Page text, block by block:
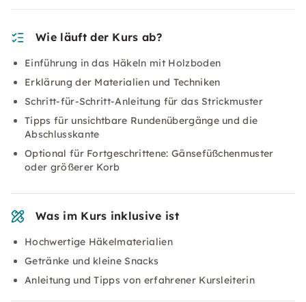
Wie läuft der Kurs ab?
Einführung in das Häkeln mit Holzboden
Erklärung der Materialien und Techniken
Schritt-für-Schritt-Anleitung für das Strickmuster
Tipps für unsichtbare Rundenübergänge und die
Abschlusskante
Optional für Fortgeschrittene: Gänsefüßchenmuster
oder größerer Korb
Was im Kurs inklusive ist
Hochwertige Häkelmaterialien
Getränke und kleine Snacks
Anleitung und Tipps von erfahrener Kursleiterin